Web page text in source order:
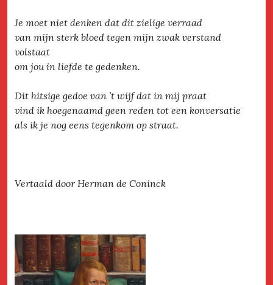
Je moet niet denken dat dit zielige verraad
van mijn sterk bloed tegen mijn zwak verstand
volstaat
om jou in liefde te gedenken.
Dit hitsige gedoe van ’t wijf dat in mij praat
vind ik hoegenaamd geen reden tot een konversatie
als ik je nog eens tegenkom op straat.
Vertaald door Herman de Coninck